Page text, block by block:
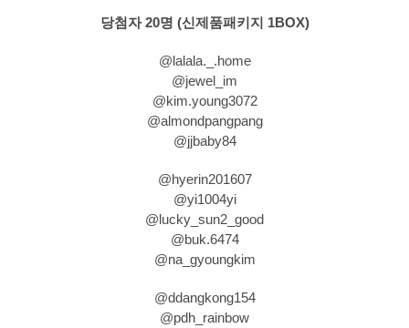
당첨자 20명 (신제품패키지 1BOX)
@lalala._.home
@jewel_im
@kim.young3072
@almondpangpang
@jjbaby84
@hyerin201607
@yi1004yi
@lucky_sun2_good
@buk.6474
@na_gyoungkim
@ddangkong154
@pdh_rainbow